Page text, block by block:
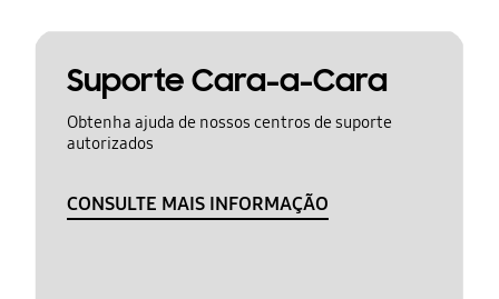
Suporte Cara-a-Cara
Obtenha ajuda de nossos centros de suporte
autorizados
CONSULTE MAIS INFORMAÇÃO